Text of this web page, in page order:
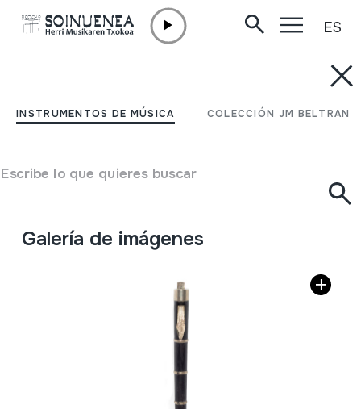
INSTRUMENTOS DE MÚSICA COLECCIÓN JM BELTRAN
Escribe lo que quieres buscar
ES
TXISTUA
Tipo de Instrumento de música
Aerófonos
Flautas
Galería de imágenes